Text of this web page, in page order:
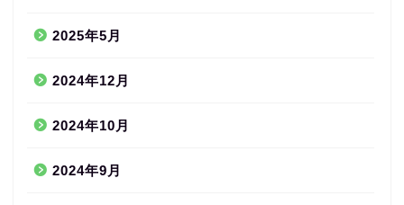
2025年5月
2024年12月
2024年10月
2024年9月